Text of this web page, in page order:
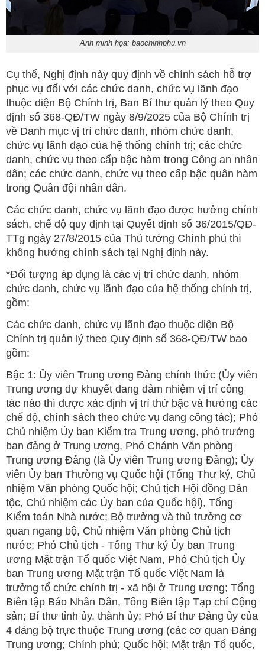
Anh minh họa: baochinhphu.vn
Cụ thể, Nghị định này quy định về chính sách hỗ trợ
phục vụ đối với các chức danh, chức vụ lãnh đạo
thuộc diện Bộ Chính trị, Ban Bí thư quản lý theo Quy
định số 368-QĐ/TW ngày 8/9/2025 của Bộ Chính trị
về Danh mục vị trí chức danh, nhóm chức danh,
chức vụ lãnh đạo của hệ thống chính trị; các chức
danh, chức vụ theo cấp bậc hàm trong Công an nhân
dân; các chức danh, chức vụ theo cấp bậc quân hàm
trong Quân đội nhân dân.
Các chức danh, chức vụ lãnh đạo được hưởng chính
sách, chế độ quy định tại Quyết định số 36/2015/QĐ-
TTg ngày 27/8/2015 của Thủ tướng Chính phủ thì
không hưởng chính sách tại Nghị định này.
*Đối tượng áp dụng là các vị trí chức danh, nhóm
chức danh, chức vụ lãnh đạo của hệ thống chính trị,
gồm:
Các chức danh, chức vụ lãnh đạo thuộc diện Bộ
Chính trị quản lý theo Quy định số 368-QĐ/TW bao
gồm:
Bậc 1: Ủy viên Trung ương Đảng chính thức (Ủy viên
Trung ương dự khuyết đang đảm nhiệm vị trí công
tác nào thì được xác định vị trí thứ bậc và hưởng các
chế độ, chính sách theo chức vụ đang công tác); Phó
Chủ nhiệm Ủy ban Kiểm tra Trung ương, phó trưởng
ban đảng ở Trung ương, Phó Chánh Văn phòng
Trung ương Đảng (là Ủy viên Trung ương Đảng); Ủy
viên Ủy ban Thường vụ Quốc hội (Tổng Thư ký, Chủ
nhiệm Văn phòng Quốc hội; Chủ tịch Hội đồng Dân
tộc, Chủ nhiệm các Ủy ban của Quốc hội), Tổng
Kiểm toán Nhà nước; Bộ trưởng và thủ trưởng cơ
quan ngang bộ, Chủ nhiệm Văn phòng Chủ tịch
nước; Phó Chủ tịch - Tổng Thư ký Ủy ban Trung
ương Mặt trận Tổ quốc Việt Nam, Phó Chủ tịch Ủy
ban Trung ương Mặt trận Tổ quốc Việt Nam là
trưởng tổ chức chính trị - xã hội ở Trung ương; Tổng
Biên tập Báo Nhân Dân, Tổng Biên tập Tạp chí Cộng
sản; Bí thư tỉnh ủy, thành ủy; Phó Bí thư Đảng ủy của
4 đảng bộ trực thuộc Trung ương (các cơ quan Đảng
Trung ương; Chính phủ; Quốc hội; Mặt trận Tổ quốc,